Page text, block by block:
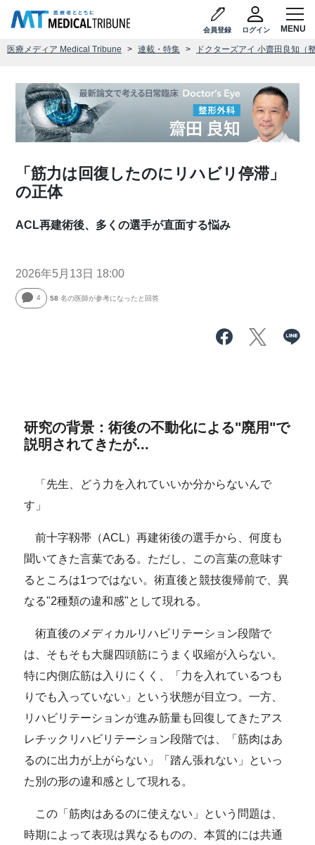
会員登録 ログイン
医療メディア Medical Tribune 連載・特集 ドクターズアイ 小齋田良知（
「筋力は回復したのにリハビリ停滞」
の正体
ACL再建術後、多くの選手が直面する悩み
2026年5月13日 18:00
4 58 名の医師が参考になったと回答
研究の背景：術後の不動化による"廃用"で
説明されてきたが...
「先生、どう力を入れていいか分からないんで
す」
前十字靱帯（ACL）再建術後の選手から、何度も
聞いてきた言葉である。ただし、この言葉の意味す
るところは1つではない。術直後と競技復帰前で、異
なる"2種類の違和感"として現れる。
術直後のメディカルリハビリテーション段階で
は、そもそも大腿四頭筋にうまく収縮が入らない。
特に内側広筋は入りにくく、「力を入れているつも
りでも入っていない」という状態が目立つ。一方、
リハビリテーションが進み筋量も回復してきたアス
レチックリハビリテーション段階では、「筋肉はあ
るのに出力が上がらない」「踏ん張れない」といっ
た別の形の違和感として現れる。
この「筋肉はあるのに使えない」という問題は、
時期によって表現は異なるものの、本質的には共通